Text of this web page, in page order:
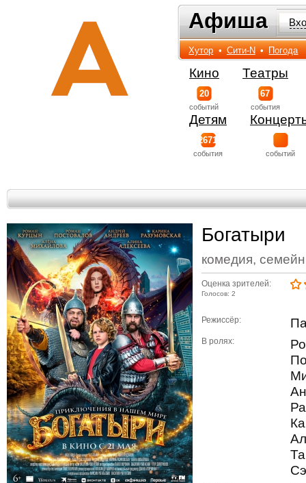
Афиша
Афиша
Хутор • Сити-N • Погода
Кино
20
событий
Театры
67
события
Детям
2671
события событий
Богатыри
комедия,
Оценка зрителей:
Голосов: 2
Режиссёр:
В ролях: